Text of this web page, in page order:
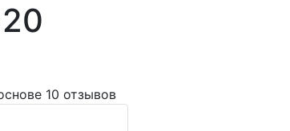
10 отзывов